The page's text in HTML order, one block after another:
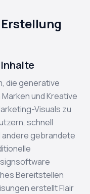
die generative
und Kreative
Visuals zu
schnell
gebrandete
Bereitstellen
erstellt Flair